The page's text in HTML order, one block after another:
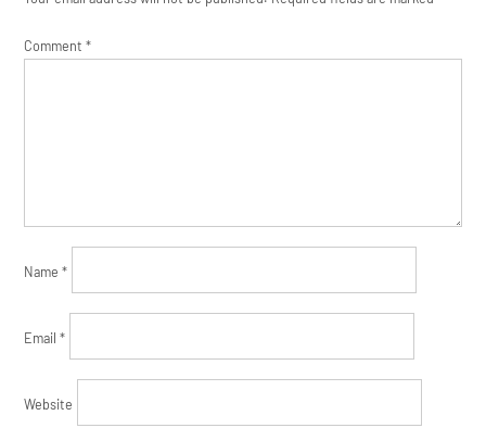
Comment*
Name*
Email*
Website